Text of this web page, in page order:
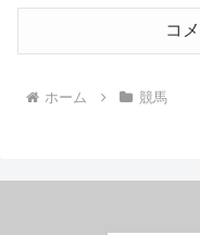
コ
ホーム 競馬